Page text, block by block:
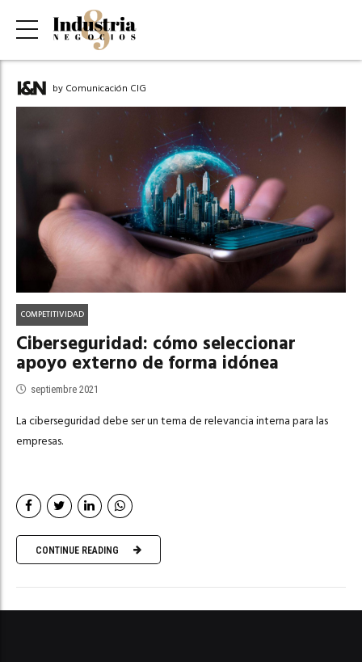
by Comunicación CIG
COMPETITIVIDAD
Ciberseguridad: cómo seleccionar
apoyo externo de forma idónea
septiembre 2021
La ciberseguridad debe ser un tema de relevancia interna para las
empresas.
CONTINUE READING